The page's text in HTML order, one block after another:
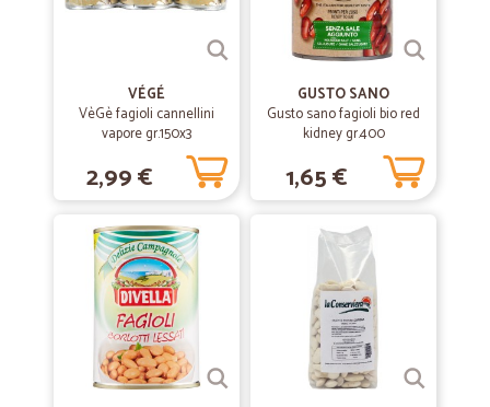
VÉGÉ
VèGè fagioli cannellini
vapore gr.150x3
2,99 €
GUSTO SANO
Gusto sano fagioli bio red
kidney gr.400
1,65 €